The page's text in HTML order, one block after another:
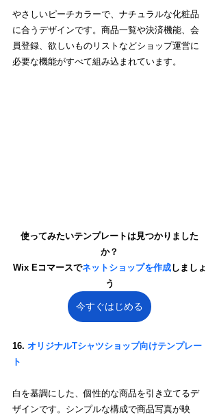
やさしいピーチカラーで、ナチュラルな化粧品
に合うデザインです。商品一覧や決済機能、会
員登録、欲しいものリストなどショップ運営に
必要な機能がすべて組み込まれています。
使ってみたいテンプレートは見つかりました
か？
Wix Eコマースでネットショップを作成しましょ
う
今すぐはじめる
16. オリジナルTシャツショップ向けテンプレー
ト
白を基調にした、個性的な商品を引き立てるデ
ザインです。シンプルな構成で商品写真が映